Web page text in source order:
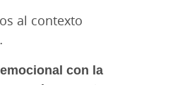
al contexto
con la